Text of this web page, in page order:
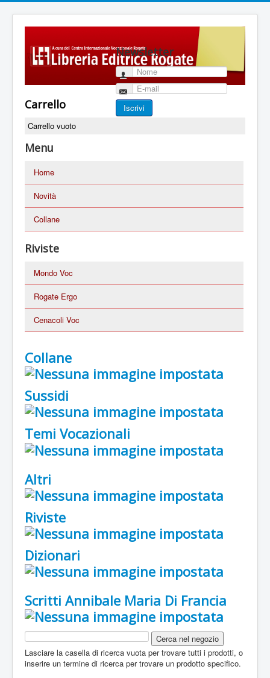
Newsletter
Nome
E-mail
Iscrivi
Carrello
Carrello vuoto
Menu
Home
Novità
Collane
Riviste
Mondo Voc
Rogate Ergo
Cenacoli Voc
Collane
Sussidi
Temi Vocazionali
Altri
Riviste
Dizionari
Scritti Annibale Maria Di Francia
Lasciare la casella di ricerca vuota per trovare tutti i prodotti, o
inserire un termine di ricerca per trovare un prodotto specifico.